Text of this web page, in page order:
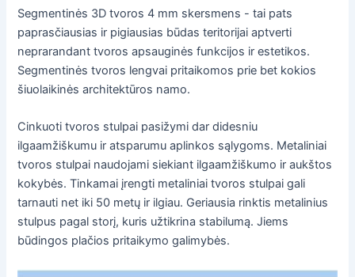
Segmentinės 3D tvoros 4 mm skersmens - tai pats
paprasčiausias ir pigiausias būdas teritorijai aptverti
neprarandant tvoros apsauginės funkcijos ir estetikos.
Segmentinės tvoros lengvai pritaikomos prie bet kokios
šiuolaikinės architektūros namo.
Cinkuoti tvoros stulpai pasižymi dar didesniu
ilgaamžiškumu ir atsparumu aplinkos sąlygoms. Metaliniai
tvoros stulpai naudojami siekiant ilgaamžiškumo ir aukštos
kokybės. Tinkamai įrengti metaliniai tvoros stulpai gali
tarnauti net iki 50 metų ir ilgiau. Geriausia rinktis metalinius
stulpus pagal storį, kuris užtikrina stabilumą. Jiems
būdingos plačios pritaikymo galimybės.